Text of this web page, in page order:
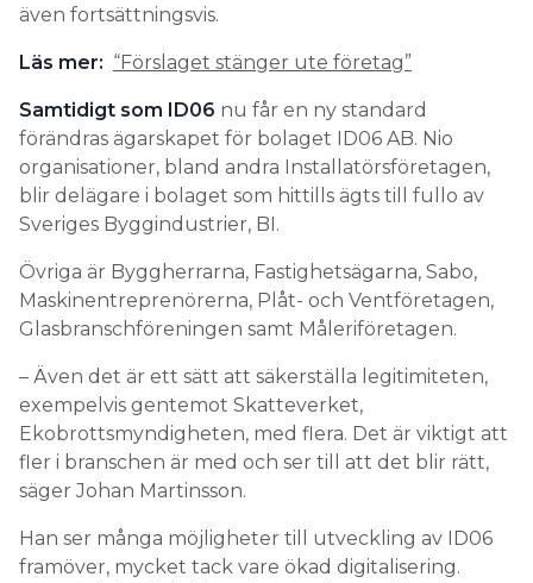
även fortsättningsvis.
Läs mer: “Förslaget stänger ute företag”
Samtidigt som ID06 nu får en ny standard
förändras ägarskapet för bolaget ID06 AB. Nio
organisationer, bland andra Installatörsföretagen,
blir delägare i bolaget som hittills ägts till fullo av
Sveriges Byggindustrier, BI.
Övriga är Byggherrarna, Fastighetsägarna, Sabo,
Maskinentreprenörerna, Plåt- och Ventföretagen,
Glasbranschföreningen samt Måleriföretagen.
– Även det är ett sätt att säkerställa legitimiteten,
exempelvis gentemot Skatteverket,
Ekobrottsmyndigheten, med flera. Det är viktigt att
fler i branschen är med och ser till att det blir rätt,
säger Johan Martinsson.
Han ser många möjligheter till utveckling av ID06
framöver, mycket tack vare ökad digitalisering.